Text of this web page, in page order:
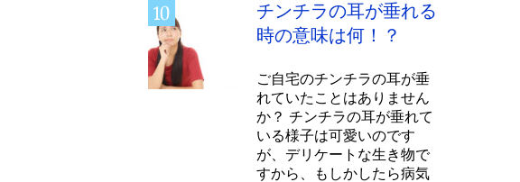
チンチラの耳が垂れる
時の意味は何！？
ご自宅のチンチラの耳が垂
れていたことはありません
か？ チンチラの耳が垂れて
いる様子は可愛いのです
が、デリケートな生き物で
すから、もしかしたら病気